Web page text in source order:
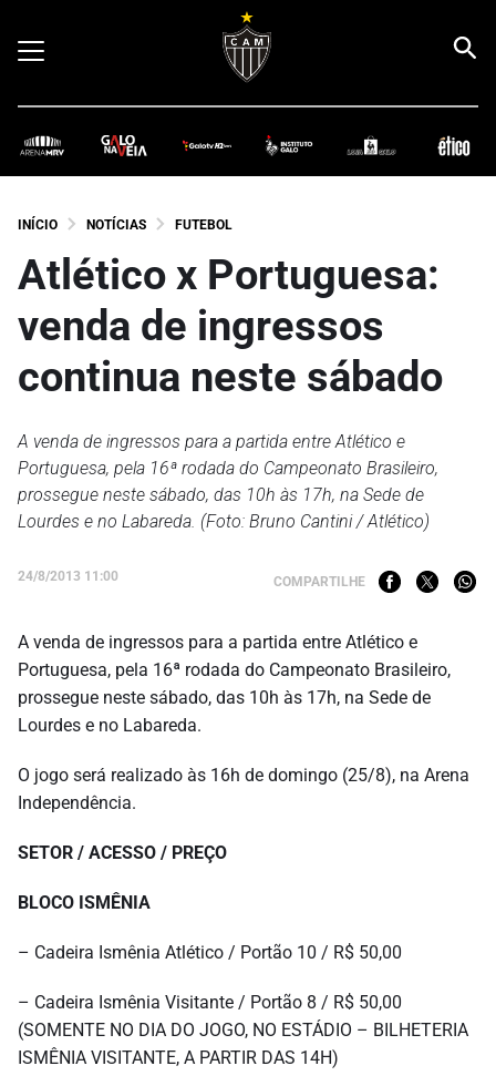
INÍCIO NOTÍCIAS FUTEBOL
Atlético x Portuguesa:
venda de ingressos
continua neste sábado
A venda de ingressos para a partida entre Atlético e
Portuguesa, pela 16ª rodada do Campeonato Brasileiro,
prossegue neste sábado, das 10h às 17h, na Sede de
Lourdes e no Labareda. (Foto: Bruno Cantini / Atlético)
24/8/2013 11:00 COMPARTILHE
A venda de ingressos para a partida entre Atlético e
Portuguesa, pela 16ª rodada do Campeonato Brasileiro,
prossegue neste sábado, das 10h às 17h, na Sede de
Lourdes e no Labareda.
O jogo será realizado às 16h de domingo (25/8), na Arena
Independência.
SETOR / ACESSO / PREÇO
BLOCO ISMÊNIA
– Cadeira Ismênia Atlético / Portão 10 / R$ 50,00
– Cadeira Ismênia Visitante / Portão 8 / R$ 50,00
(SOMENTE NO DIA DO JOGO, NO ESTÁDIO – BILHETERIA
ISMÊNIA VISITANTE, A PARTIR DAS 14H)